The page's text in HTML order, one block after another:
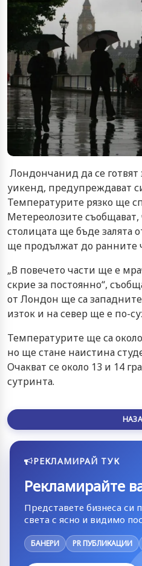
Лондончанид да се готвят
уикенд, предупреждават
Температурите рязко ще
Метереолозите съобщават,
столицата ще бъде залята
ще продължат до ранните
„В повечето части ще е
скрие за постоянно“,
от Лондон ще са
изток и на север ще е по-
Температурите ще са
но ще стане наистина
Очакват се около 13 и 14
сутринта.
РЕКЛАМИРАЙ ТУК
Рекламирайте
Представете бизнеса си
света с ясно и видимо
БАНЕРИ PR ПУБЛИКАЦИИ